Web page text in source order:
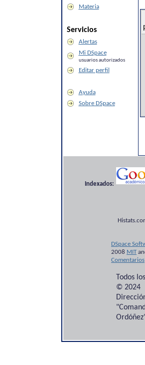
Materia
Servicios
Alertas
Mi DSpace
usuarios autorizados
Editar perfil
Ayuda
Sobre DSpace
Indexados:
DSpace
2008 MIT
Comentarios
Todos
© 2024